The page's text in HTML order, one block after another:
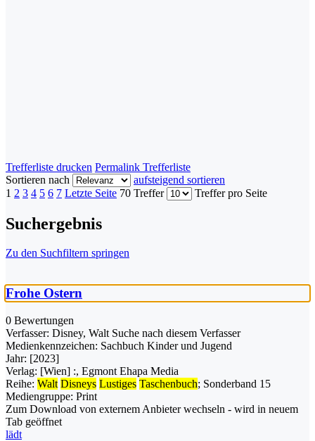
Trefferliste drucken Permalink Trefferliste
Sortieren nach
aufsteigend sortieren
1 2 3 4 5 6 7 Letzte Seite 70 Treffer Treffer pro Seite
Suchergebnis
Zu den Suchfiltern springen
Frohe Ostern
0 Bewertungen
Verfasser: Disney, Walt Suche nach diesem Verfasser
Medienkennzeichen: Sachbuch Kinder und Jugend
Jahr: [2023]
Verlag: [Wien] :, Egmont Ehapa Media
Reihe: Walt Disneys Lustiges Taschenbuch; Sonderband 15
Mediengruppe: Print
Zum Download von externem Anbieter wechseln - wird in neuem
Tab geöffnet
lädt